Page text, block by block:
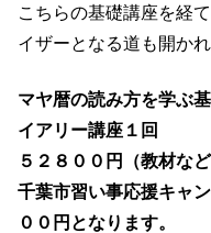
こちらの基礎講座を経
イザーとなる道も開かれ
マヤ暦の読み方を学ぶ
イアリー講座１回
５２８００円（教材な
千葉市習い事応援キャ
００円となります。